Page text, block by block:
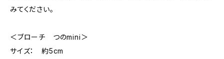
みてください。
＜ブローチ つのmini＞
サイズ： 約5cm